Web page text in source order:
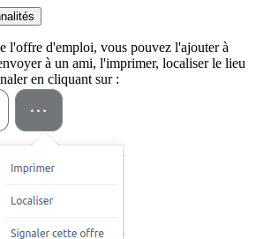
l'offre d'emploi, vous pouvez l'ajouter à
à un ami, l'imprimer, localiser le lieu
en cliquant sur :